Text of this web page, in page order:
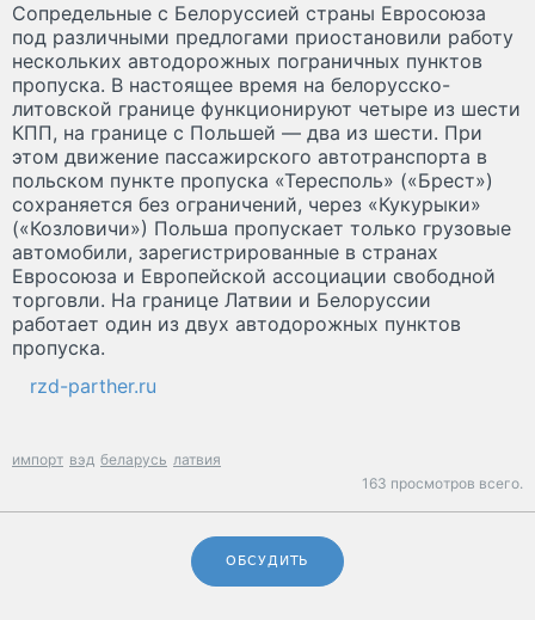
Сопредельные с Белоруссией страны Евросоюза
под различными предлогами приостановили работу
нескольких автодорожных пограничных пунктов
пропуска. В настоящее время на белорусско-
литовской границе функционируют четыре из шести
КПП, на границе с Польшей — два из шести. При
этом движение пассажирского автотранспорта в
польском пункте пропуска «Тересполь» («Брест»)
сохраняется без ограничений, через «Кукурыки»
(«Козловичи») Польша пропускает только грузовые
автомобили, зарегистрированные в странах
Евросоюза и Европейской ассоциации свободной
торговли. На границе Латвии и Белоруссии
работает один из двух автодорожных пунктов
пропуска.
rzd-parther.ru
импорт вэд беларусь латвия
163 просмотров всего.
ОБСУДИТЬ